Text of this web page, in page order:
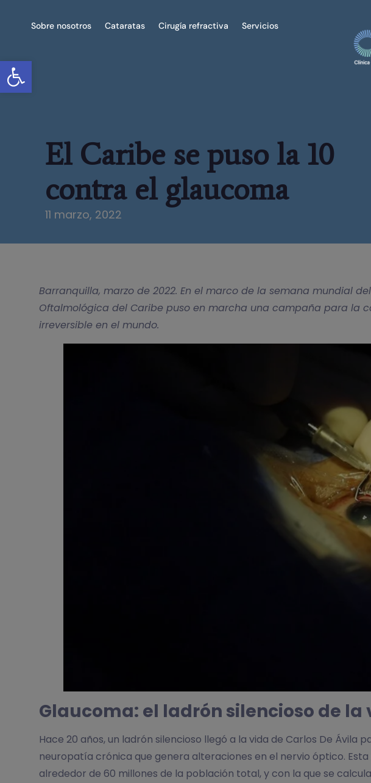
Abrir barra de herramientas
Sobre nosotros Cataratas Cirugía refractiva Servicios
El Caribe se puso la 10
contra el glaucoma
11 marzo, 2022
Barranquilla, marzo de 2022. En el marco de la semana mundial
Oftalmológica del Caribe puso en marcha una campaña para la
irreversible en el mundo.
Glaucoma: el ladrón silencioso de la
Hace 20 años, un ladrón silencioso llegó a la vida de Carlos De Ávila
neuropatía crónica que genera alteraciones en el nervio óptico.
alrededor de 60 millones de la población total, y con la que se